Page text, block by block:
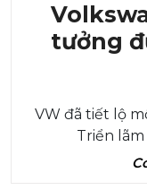
tưởng
VW đã tiết lộ
Triển lãm